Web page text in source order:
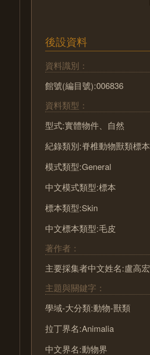
後設資料
資料識別：
館號(編目號):006836
資料類型：
型式:實體物件、自然
紀錄類別:脊椎動物獸類標本
模式類型:General
中文模式類型:標本
標本類型:Skin
中文標本類型:毛皮
著作者：
主要採集者中文姓名:盧高宏
主題與關鍵字：
學域-大分類:動物-獸類
拉丁界名:Animalia
中文界名:動物界